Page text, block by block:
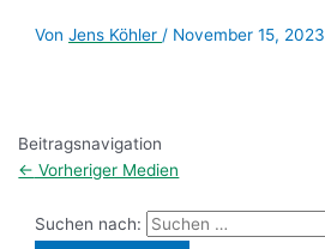
VonJens Köhler/ November 15, 2023
Beitragsnavigation
← Vorheriger Medien
Suchen nach: